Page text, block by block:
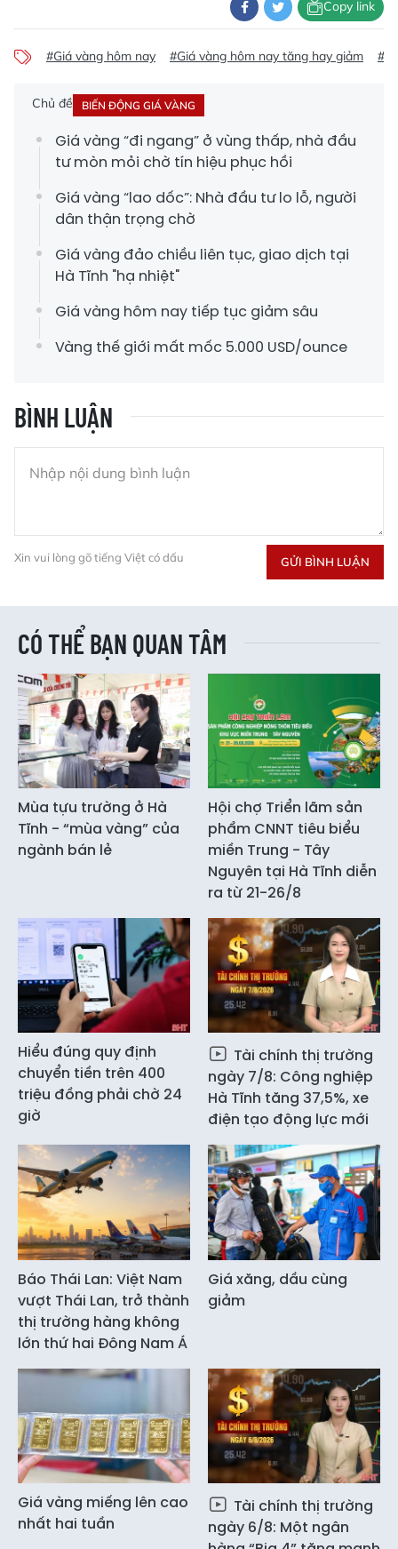
Copy link
#Giá vàng hôm nay #Giá vàng hôm nay tăng hay giảm
Chủ đề BIẾN ĐỘNG GIÁ VÀNG
Giá vàng “đi ngang” ở vùng thấp, nhà đầu
tư mòn mỏi chờ tín hiệu phục hồi
Giá vàng “lao dốc”: Nhà đầu tư lo lỗ, người
dân thận trọng chờ
Giá vàng đảo chiều liên tục, giao dịch tại
Hà Tĩnh "hạ nhiệt"
Giá vàng hôm nay tiếp tục giảm sâu
Vàng thế giới mất mốc 5.000 USD/ounce
BÌNH LUẬN
Xin vui lòng gõ tiếng Việt có dấu GỬI BÌNH LUẬN
CÓ THỂ BẠN QUAN TÂM
Mùa tựu trường ở Hà
Tĩnh - “mùa vàng” của
ngành bán lẻ
Hội chợ Triển lãm sản
phẩm CNNT tiêu biểu
miền Trung - Tây
Nguyên tại Hà Tĩnh diễn
ra từ 21-26/8
Hiểu đúng quy định
chuyển tiền trên 400
triệu đồng phải chờ 24
giờ
Tài chính thị trường
ngày 7/8: Công nghiệp
Hà Tĩnh tăng 37,5%, xe
điện tạo động lực mới
Báo Thái Lan: Việt Nam
vượt Thái Lan, trở thành
thị trường hàng không
lớn thứ hai Đông Nam Á
Giá xăng, dầu cùng
giảm
Giá vàng miếng lên cao
nhất hai tuần
Tài chính thị trường
ngày 6/8: Một ngân